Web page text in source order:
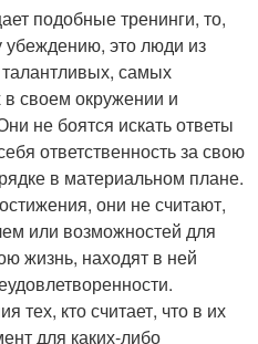
подобные тренинги, то,
это люди из
самых
своем окружении и
не боятся искать ответы
ответственность за свою
в материальном плане.
они не считают,
или возможностей для
жизнь, находят в ней
тех, кто считает, что в их
для каких-либо